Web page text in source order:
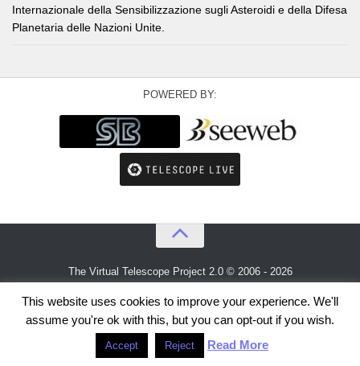
Internazionale della Sensibilizzazione sugli Asteroidi e della Difesa
Planetaria delle Nazioni Unite.
POWERED BY:
The Virtual Telescope Project 2.0 © 2006 - 2026
This website uses cookies to improve your experience. We'll
assume you're ok with this, but you can opt-out if you wish.
Accept Reject Read More